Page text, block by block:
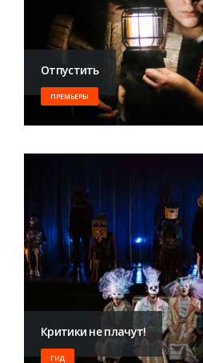
Отпустить
ПРЕМЬЕРЫ
Критики не плачут!
ГИД